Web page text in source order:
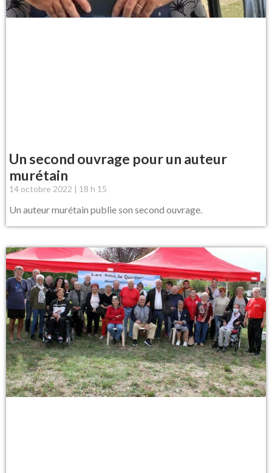
Un second ouvrage pour un auteur
murétain
14 octobre 2022 18 h 15
Un auteur murétain publie son second ouvrage.